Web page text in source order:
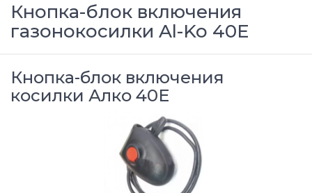
Кнопка-блок включения
газонокосилки Al-Ko 40E
Кнопка-блок включения
косилки Алко 40Е